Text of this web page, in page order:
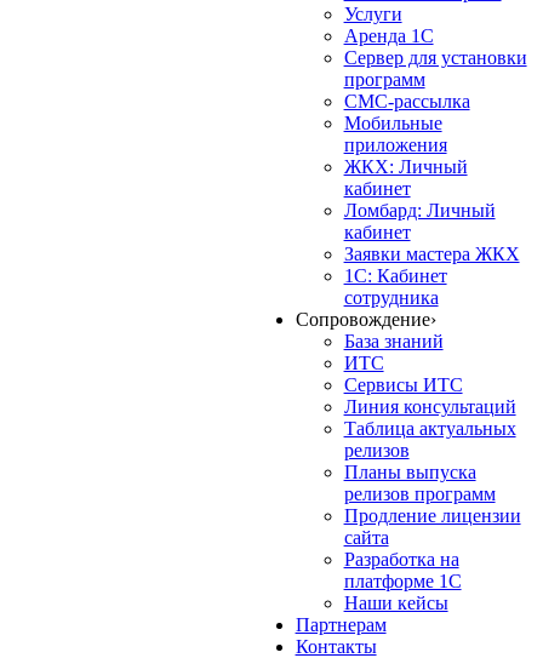
Услуги
Аренда 1С
Сервер для установки
программ
СМС-рассылка
Мобильные
приложения
ЖКХ: Личный
кабинет
Ломбард: Личный
кабинет
Заявки мастера ЖКХ
1С: Кабинет
сотрудника
Сопровождение›
База знаний
ИТС
Сервисы ИТС
Линия консультаций
Таблица актуальных
релизов
Планы выпуска
релизов программ
Продление лицензии
сайта
Разработка на
платформе 1С
Наши кейсы
Партнерам
Контакты